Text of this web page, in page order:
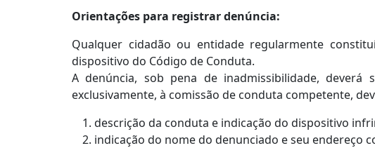
Orientações para registrar denúncia:
Qualquer cidadão ou entidade regularmente
dispositivo do Código de Conduta.
A denúncia, sob pena de inadmissibilidade,
exclusivamente, à comissão de conduta competente,
descrição da conduta e indicação do dispositivo
indicação do nome do denunciado e seu endereço